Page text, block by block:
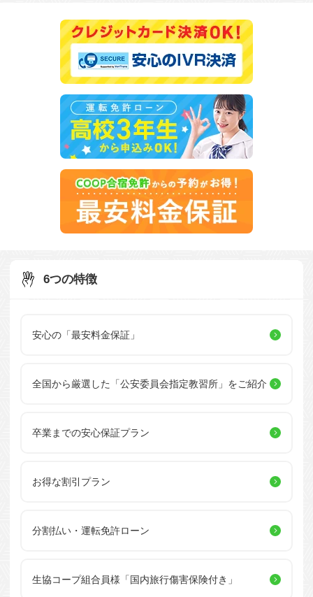
6つの特徴
安心の「最安料金保証」
全国から厳選した 「公安委員会指定教習所」をご紹介
卒業までの安心保証プラン
お得な割引プラン
分割払い・運転免許ローン
生協コープ組合員様 「国内旅行傷害保険付き」